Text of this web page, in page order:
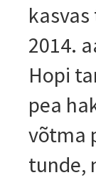
2014.
Hopi
pea
võtma
tunde,